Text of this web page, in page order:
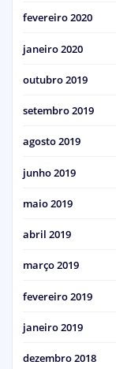
fevereiro 2020
janeiro 2020
outubro 2019
setembro 2019
agosto 2019
junho 2019
maio 2019
abril 2019
março 2019
fevereiro 2019
janeiro 2019
dezembro 2018